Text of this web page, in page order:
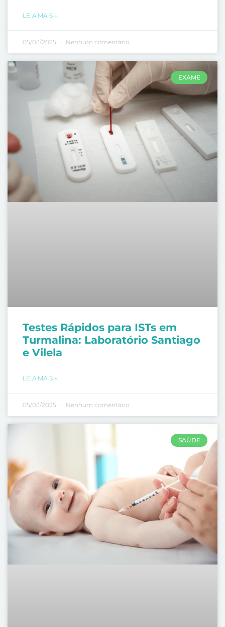
LEIA MAIS »
05/03/2025 Nenhum comentário
EXAME
Testes Rápidos para ISTs em
Turmalina: Laboratório Santiago
e Vilela
LEIA MAIS »
05/03/2025 Nenhum comentário
SAÚDE